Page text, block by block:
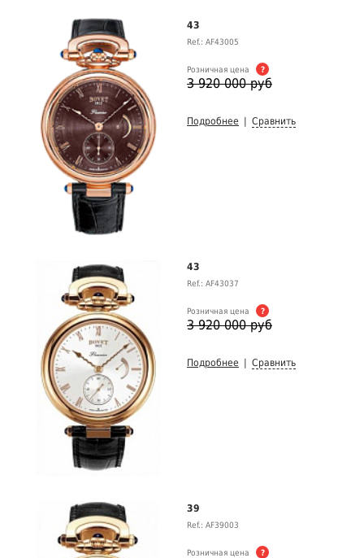
43
Ref.: AF43005
Розничная цена ?
3 920 000 руб
Подробнее Сравнить
43
Ref.: AF43037
Розничная цена ?
3 920 000 руб
Подробнее Сравнить
39
Ref.: AF39003
Розничная цена ?